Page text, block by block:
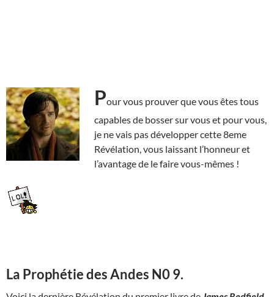
Pour vous prouver que vous êtes tous
capables de bosser sur vous et pour vous,
je ne vais pas développer cette 8eme
Révélation, vous laissant l’honneur et
l’avantage de le faire vous-mêmes !
La Prophétie des Andes N0 9.